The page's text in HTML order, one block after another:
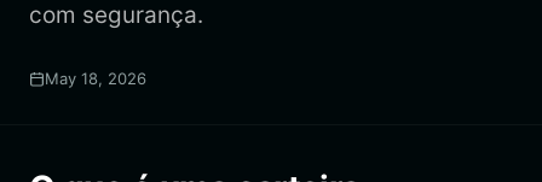
com segurança.
May 18, 2026